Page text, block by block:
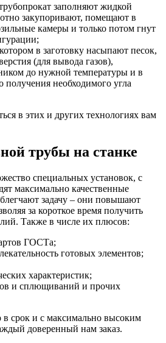
заполняют жидкой
закупоривают, помещают в
камеры и только потом гнут
в заготовку насыпают песок,
(для вывода газов),
до нужной температуры и в
получения необходимого угла
в этих и других технологиях вам
трубы на станке
специальных установок, с
максимально качественные
задачу – они повышают
за короткое время получить
Также в числе их плюсов:
ГОСТа;
готовых элементов;
характеристик;
и сплющиваний и прочих
срок и с максимально высоким
доверенный нам заказ.